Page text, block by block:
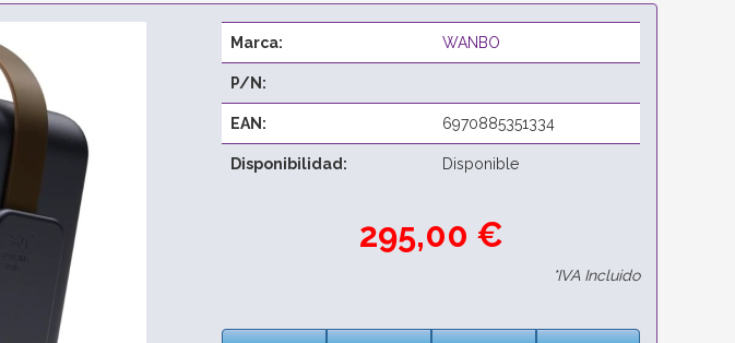
Marca: WANBO
P/N:
EAN: 6970885351334
Disponibilidad: Disponible
295,00 €
*IVA Incluido